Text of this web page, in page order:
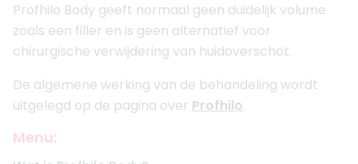
Profhilo Body geeft normaal geen duidelijk volume
zoals een filler en is geen alternatief voor
chirurgische verwijdering van huidoverschot.
De algemene werking van de behandeling wordt
uitgelegd op de pagina over Profhilo.
Menu: